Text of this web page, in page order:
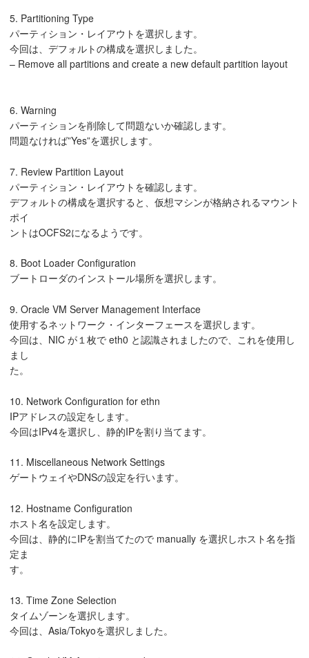
5. Partitioning Type
パーティション・レイアウトを選択します。
今回は、デフォルトの構成を選択しました。
– Remove all partitions and create a new default partition layout
6. Warning
パーティションを削除して問題ないか確認します。
問題なければ”Yes”を選択します。
7. Review Partition Layout
パーティション・レイアウトを確認します。
デフォルトの構成を選択すると、仮想マシンが格納されるマウント
ポイ
ントはOCFS2になるようです。
8. Boot Loader Configuration
ブートローダのインストール場所を選択します。
9. Oracle VM Server Management Interface
使用するネットワーク・インターフェースを選択します。
今回は、NIC が１枚で eth0 と認識されましたので、これを使用し
まし
た。
10. Network Configuration for ethn
IPアドレスの設定をします。
今回はIPv4を選択し、静的IPを割り当てます。
11. Miscellaneous Network Settings
ゲートウェイやDNSの設定を行います。
12. Hostname Configuration
ホスト名を設定します。
今回は、静的にIPを割当てたので manually を選択しホスト名を指
定ま
す。
13. Time Zone Selection
タイムゾーンを選択します。
今回は、Asia/Tokyoを選択しました。